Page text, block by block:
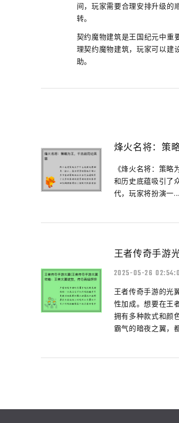
间，玩家需要合理安排升级的
转。
契约魔物建筑是王国纪元中重
理契约魔物建筑，玩家可以建
助。
烽火名将：策
《烽火名将：策
和历史底蕴吸引了
代，玩家将扮演一...
王者传奇手游
2025-05-26
王者传奇手游的光
性加成。想要在王
拥有多种款式和颜
霸气的暗夜之翼，